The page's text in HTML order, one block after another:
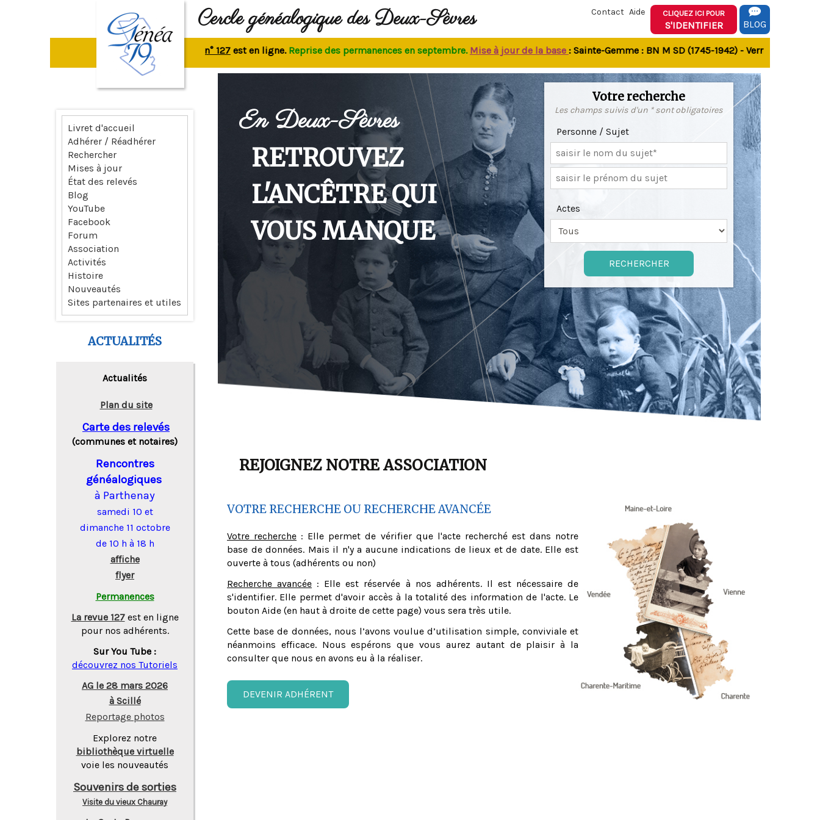
Cercle généalogique des Deux-Sèvres Contact Aide CLIQUEZ ICI POUR
S'IDENTIFIER BLOG
La revue n° 127est en ligne.Reprise des permanences en septembre.Mise à jour de la base: Sainte-Gemme : BN M SD (1745-1942) - Verrines-sous-
En Deux-Sèvres
RETROUVEZ
L'ANCÊTRE QUI
VOUS MANQUE
Votre recherche
Les champs suivis d'un * sont obligatoires
Personne / Sujet
Actes
REJOIGNEZ NOTRE ASSOCIATION
VOTRE RECHERCHE OU RECHERCHE AVANCÉE
Votre recherche : Elle permet de vérifier que l'acte recherché est dans notre
base de données. Mais il n'y a aucune indications de lieux et de date. Elle est
ouverte à tous (adhérents ou non)
Recherche avancée : Elle est réservée à nos adhérents. Il est nécessaire de
s'identifier. Elle permet d'avoir accès à la totalité des information de l'acte. Le
bouton Aide (en haut à droite de cette page) vous sera très utile.
Cette base de données, nous l’avons voulue d’utilisation simple, conviviale et
néanmoins efficace. Nous espérons que vous aurez autant de plaisir à la
consulter que nous en avons eu à la réaliser.
DEVENIR ADHÉRENT
Livret d'accueil
Adhérer / Réadhérer
Rechercher
Mises à jour
État des relevés
Blog
YouTube
Facebook
Forum
Association
Activités
Histoire
Nouveautés
Sites partenaires et utiles
ACTUALITÉS
Actualités
Plan du site
Carte des relevés
(communes et notaires)
Rencontres
généalogiques
à Parthenay
samedi 10 et
dimanche 11 octobre
de 10 h à 18 h
affiche
flyer
Permanences
La revue 127 est en ligne
pour nos adhérents.
Sur You Tube :
découvrez nos Tutoriels
AG le 28 mars 2026
à Scillé
Reportage photos
Explorez notre
bibliothèque virtuelle
voie les nouveautés
Souvenirs de sorties
Visite du vieux Chauray